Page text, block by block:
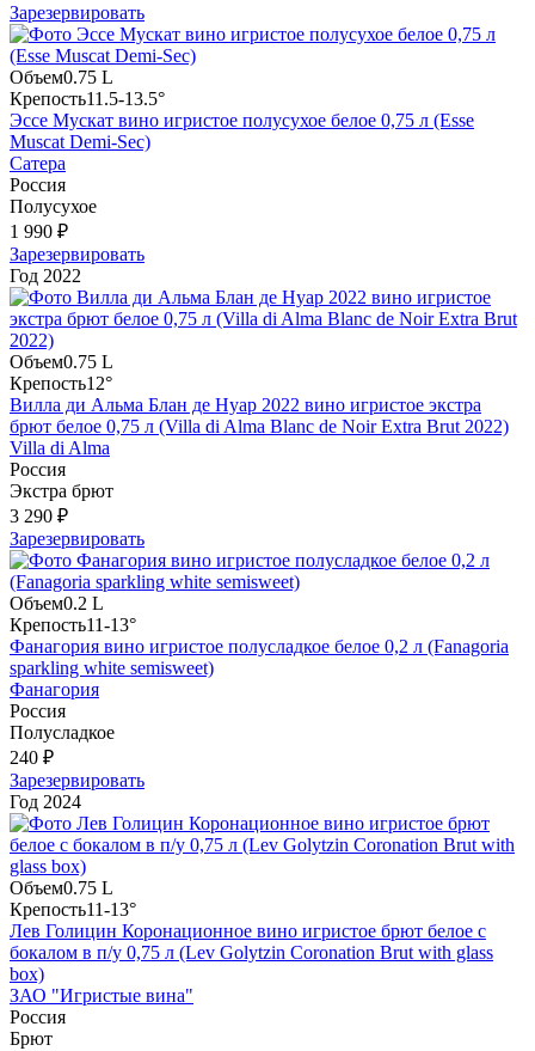
Зарезервировать
Объем0.75 L
Крепость11.5-13.5°
Эссе Мускат вино игристое полусухое белое 0,75 л (Esse
Muscat Demi-Sec)
Сатера
Россия
Полусухое
1 990 ₽
Зарезервировать
Год 2022
Объем0.75 L
Крепость12°
Вилла ди Альма Блан де Нуар 2022 вино игристое экстра
брют белое 0,75 л (Villa di Alma Blanc de Noir Extra Brut 2022)
Villa di Alma
Россия
Экстра брют
3 290 ₽
Зарезервировать
Объем0.2 L
Крепость11-13°
Фанагория вино игристое полусладкое белое 0,2 л (Fanagoria
sparkling white semisweet)
Фанагория
Россия
Полусладкое
240 ₽
Зарезервировать
Год 2024
Объем0.75 L
Крепость11-13°
Лев Голицин Коронационное вино игристое брют белое с
бокалом в п/у 0,75 л (Lev Golytzin Coronation Brut with glass
box)
ЗАО "Игристые вина"
Россия
Брют